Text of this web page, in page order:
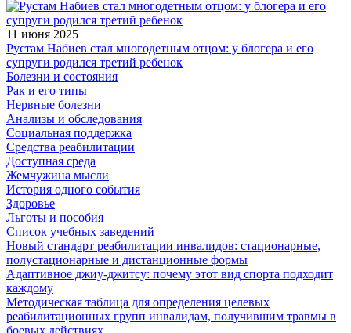
11 июня 2025
Рустам Набиев стал многодетным отцом: у блогера и его
супруги родился третий ребенок
Болезни и состояния
Рак и его типы
Нервные болезни
Анализы и обследования
Социальная поддержка
Средства реабилитации
Доступная среда
Жемчужина мысли
История одного события
Здоровье
Льготы и пособия
Список учебных заведений
Новый стандарт реабилитации инвалидов: стационарные,
полустационарные и дистанционные формы
Адаптивное джиу-джитсу: почему этот вид спорта подходит
каждому
Методическая таблица для определения целевых
реабилитационных групп инвалидам, получившим травмы в